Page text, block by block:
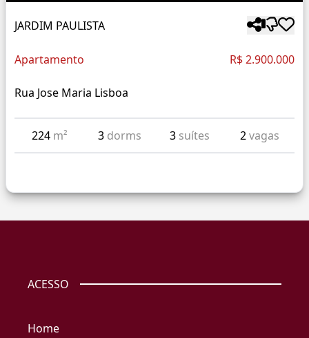
JARDIM PAULISTA
Apartamento R$ 2.900.000
Rua Jose Maria Lisboa
224 m² 3 dorms 3 suítes 2vagas
ACESSO
Home